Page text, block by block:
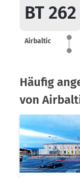
BT 262
Airbaltic
Häufig
von